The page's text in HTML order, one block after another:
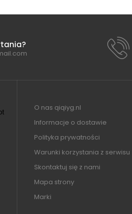
O nas qiqiyg.nl
Informacje o dostawie
Polityka prywatności
Warunki korzystania z serwisu
Skontaktuj się z nami
Mapa strony
Marki